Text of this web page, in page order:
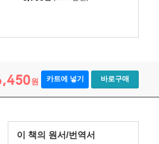
원 카트에 넣기 바로구매
이 책의 원서/번역서